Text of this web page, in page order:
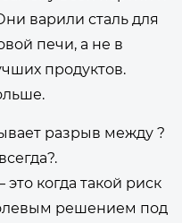
варили сталь для
печи, а не в
продуктов.
разрыв между ?
когда такой риск
решением под